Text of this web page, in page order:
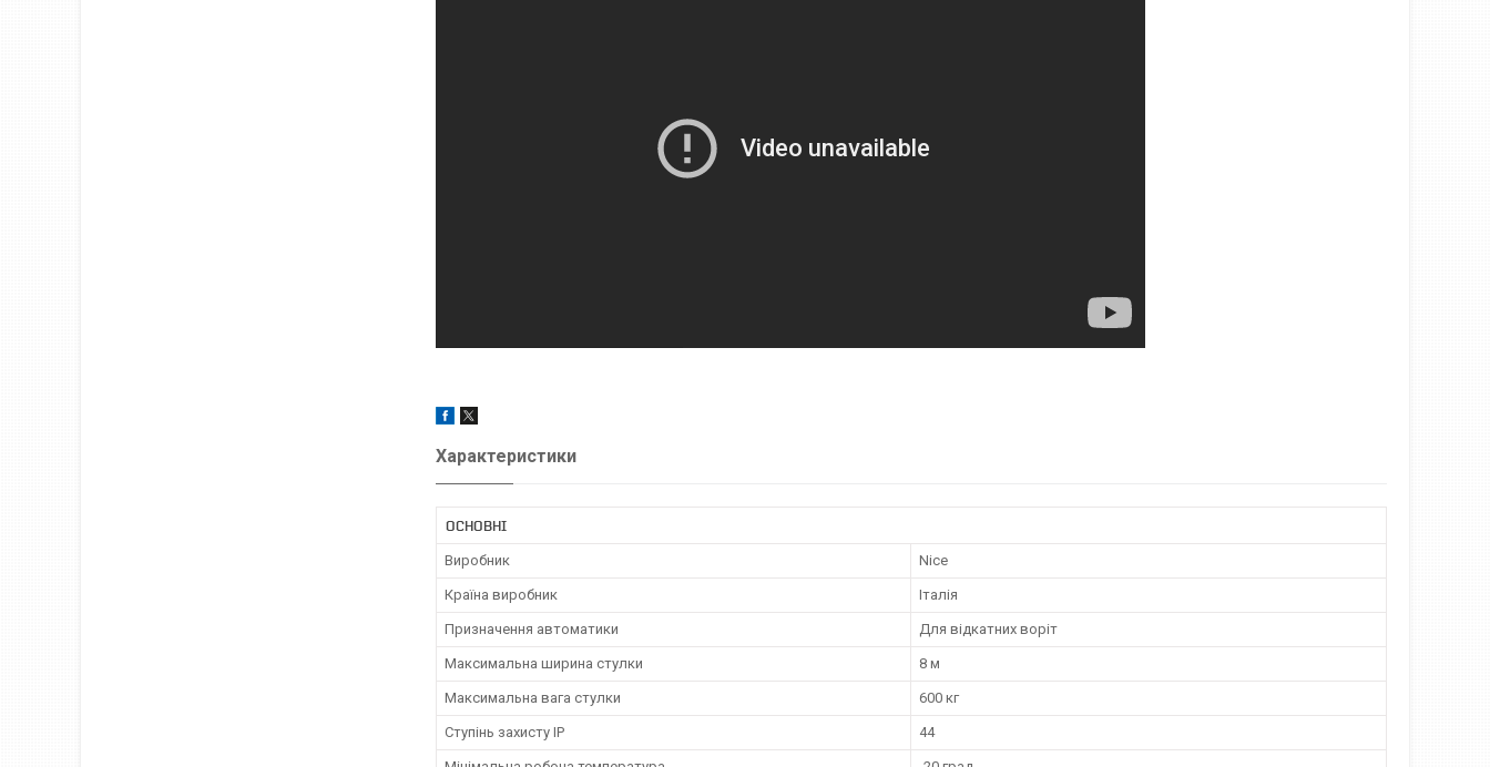
Характеристики
ОСНОВНІ
Виробник Nice
Країна виробник Італія
Призначення автоматики Для відкатних воріт
Максимальна ширина стулки 8 м
Максимальна вага стулки 600 кг
Ступінь захисту IP 44